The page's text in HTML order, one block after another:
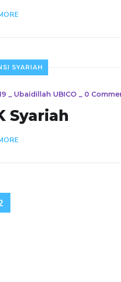
SYARIAH
_ Ubaidillah UBICO _ 0
Syariah